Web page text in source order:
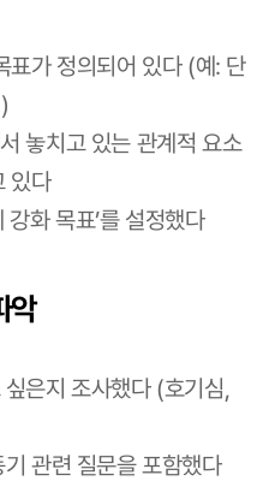
표가 정의되어 있다 (예: 단
놓치고 있는 관계적 요소
있다
강화 목표’를 설정했다
악
은지 조사했다 (호기심,
관련 질문을 포함했다